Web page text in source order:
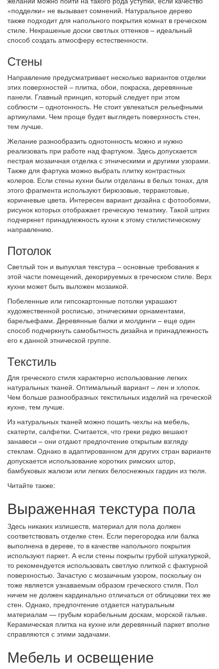
«подделки» не вызывает сомнений. Натуральное дерево
также подходит для напольного покрытия комнат в греческом
стиле. Некрашеные доски светлых оттенков – идеальный
способ создать атмосферу естественности.
Стены
Направление предусматривает несколько вариантов отделки
этих поверхностей – плитка, обои, покраска, деревянные
панели. Главный принцип, который следует при этом
соблюсти – однотонность. Не стоит увлекаться рельефными
артикулами. Чем проще будет выглядеть поверхность стен,
тем лучше.
Желание разнообразить однотонность можно и нужно
реализовать при работе над фартуком. Здесь допускается
пестрая мозаичная отделка с этническими и другими узорами.
Также для фартука можно выбрать плитку контрастных
колеров. Если стены кухни были отделаны в белых тонах, для
этого фрагмента используют бирюзовые, терракотовые,
коричневые цвета. Интересен вариант дизайна с фотообоями,
рисунок которых отображает греческую тематику. Такой штрих
подчеркнет принадлежность кухни к этому стилистическому
направлению.
Потолок
Светлый тон и выпуклая текстура – основные требования к
этой части помещений, декорируемых в греческом стиле. Верх
кухни может быть выложен мозаикой.
Побеленные или гипсокартонные потолки украшают
художественной росписью, этническими орнаментами,
барельефами. Деревянные балки и молдинги – еще один
способ подчеркнуть самобытность дизайна и принадлежность
его к данной этнической группе.
Текстиль
Для греческого стиля характерно использование легких
натуральных тканей. Оптимальный вариант – лен и хлопок.
Чем больше разнообразных текстильных изделий на греческой
кухне, тем лучше.
Из натуральных тканей можно пошить чехлы на мебель,
скатерти, салфетки. Считается, что греки редко вешают
занавеси – они отдают предпочтение открытым взгляду
стеклам. Однако в адаптированном для других стран варианте
допускается использование коротких римских штор,
бамбуковых жалюзи или легких белоснежных гардин из тюля.
Читайте также:
Выраженная текстура пола
Здесь никаких излишеств, материал для пола должен
соответствовать отделке стен. Если перегородка или балка
выполнена в дереве, то в качестве напольного покрытия
используют паркет. А если стены покрыты грубой штукатуркой,
то рекомендуется использовать светлую плиткой с фактурной
поверхностью. Зачастую с мозаичным узором, поскольку он
тоже является узнаваемым образом греческого стиля. Пол
ничем не должен кардинально отличаться от облицовки тех же
стен. Однако, предпочтение отдается натуральным
материалам — грубым корабельным доскам, морской гальке.
Керамическая плитка на кухне или деревянный паркет вполне
справляются с этими задачами.
Мебель и освещение